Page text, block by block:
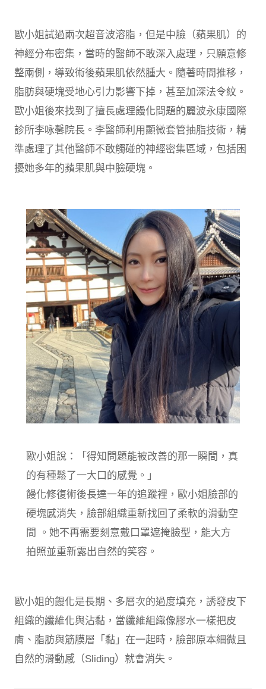
歐小姐試過兩次超音波溶脂，但是中臉（蘋果肌）的
神經分布密集，當時的醫師不敢深入處理，只願意修
整兩側，導致術後蘋果肌依然腫大。隨著時間推移，
脂肪與硬塊受地心引力影響下掉，甚至加深法令紋。
歐小姐後來找到了擅長處理饅化問題的麗波永康國際
診所李咏馨院長。李醫師利用顯微套管抽脂技術，精
準處理了其他醫師不敢觸碰的神經密集區域，包括困
擾她多年的蘋果肌與中臉硬塊。
歐小姐說：「得知問題能被改善的那一瞬間，真
的有種鬆了一大口的感覺。」
饅化修復術後長達一年的追蹤裡，歐小姐臉部的
硬塊感消失，臉部組織重新找回了柔軟的滑動空
間 。她不再需要刻意戴口罩遮掩臉型，能大方
拍照並重新露出自然的笑容。
歐小姐的饅化是長期、多層次的過度填充，誘發皮下
組織的纖維化與沾黏，當纖維組織像膠水一樣把皮
膚、脂肪與筋膜層「黏」在一起時，臉部原本細微且
自然的滑動感（Sliding）就會消失。